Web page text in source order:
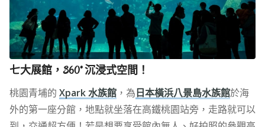
七大展館，360° 沉浸式空間！
桃園青埔的 Xpark 水族館，為日本橫浜八景島水族館於海
外的第一座分館，地點就坐落在高鐵桃園站旁，走路就可以